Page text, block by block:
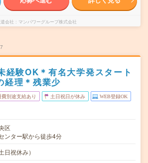
会社 マンパワーグループ株式会社
経験OK＊有名大学発スタート
経理＊残業少
費別途支給あり 土日祝日が休み WEB登録OK
区
ンター駅から徒歩4分
日祝休み）